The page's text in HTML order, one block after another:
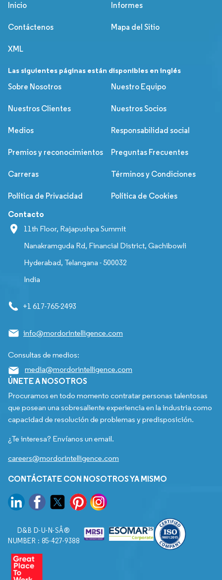
Inicio Informes
Contáctenos Mapa del Sitio
XML
Las siguientes páginas están disponibles en inglés
Sobre Nosotros
Nuestro Equipo
Nuestros Clientes Nuestros Socios
Medios Responsabilidad social
Premios y reconocimientos Preguntas Frecuentes
Carreras Términos y Condiciones
Política de Privacidad Política de Cookies
Contacto
11th Floor, Rajapushpa Summit
Nanakramguda Rd, Financial District, Gachibowli
Hyderabad, Telangana - 500032
India
+1 617-765-2493
info@mordorintelligence.com
Consultas de medios:
media@mordorintelligence.com
ÚNETE A NOSOTROS
Procuramos en todo momento contratar personas talentosas
que posean una sobresaliente experiencia en la industria como
capacidad de resolución de problemas y predisposición.
¿Te interesa? Envíanos un email.
careers@mordorintelligence.com
CONTÁCTATE CON NOSOTROS YA MISMO
D&B D-U-N-SÂ®
NUMBER : 85-427-9388